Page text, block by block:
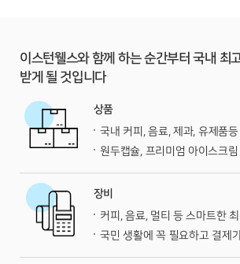
이스턴웰스와 함께 하는 순간부터 국내 최
받게 될 것입니다
상품
국내 커피, 음료, 제과, 유제품
원두캡슐, 프리미엄 아이스크
장비
커피, 음료, 멀티 등 스마트한 최
국민 생활에 꼭 필요하고 결제